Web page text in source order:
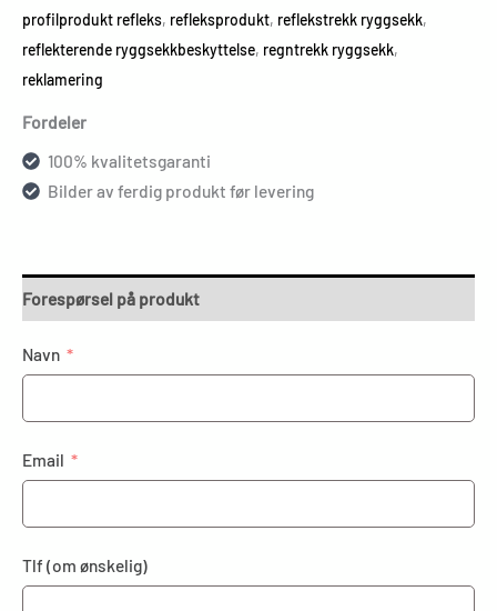
profilprodukt refleks, refleksprodukt, reflekstrekk ryggsekk,
reflekterende ryggsekkbeskyttelse, regntrekk ryggsekk,
reklamering
Fordeler
100% kvalitetsgaranti
Bilder av ferdig produkt før levering
Forespørsel på produkt
Navn
Email
Tlf (om ønskelig)